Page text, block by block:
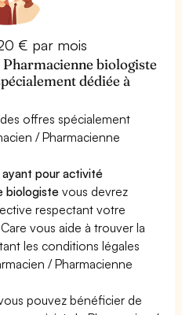
€ par mois
biologiste
dédiée à
offres spécialement
/ Pharmacienne
pour activité
biologiste vous devrez
respectant votre
vous aide à trouver la
les conditions légales
/ Pharmacienne
pouvez bénéficier de